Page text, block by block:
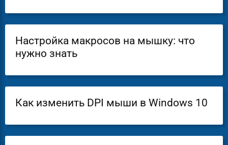
Настройка макросов на мышку: что
нужно знать
Как изменить DPI мыши в Windows 10